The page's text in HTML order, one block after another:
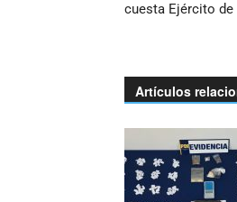
cuesta Ejército
Artículos